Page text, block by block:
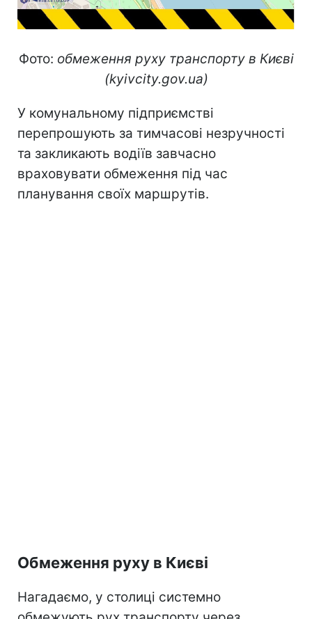
Фото: обмеження руху транспорту в Києві
(kyivcity.gov.ua)
У комунальному підприємстві
перепрошують за тимчасові незручності
та закликають водіїв завчасно
враховувати обмеження під час
планування своїх маршрутів.
Обмеження руху в Києві
Нагадаємо, у столиці системно